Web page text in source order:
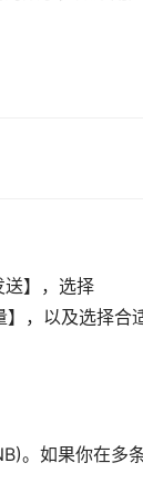
送】，选择
】，以及选择合
。如果你在多